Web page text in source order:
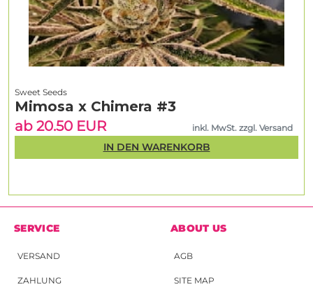
Sweet Seeds
Mimosa x Chimera #3
ab 20.50 EUR
inkl. MwSt. zzgl. Versand
IN DEN WARENKORB
SERVICE
VERSAND
ZAHLUNG
ABOUT US
AGB
SITE MAP